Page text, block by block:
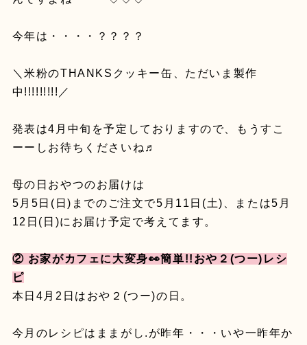
今年は・・・・？？？？
＼米粉のTHANKSクッキー缶、ただいま製作
中!!!!!!!!!／
発表は4月中旬を予定しておりますので、もうすこ
ーーしお待ちくださいね♬
母の日おやつのお届けは
5月5日(日)までのご注文で5月11日(土)、または5月
12日(日)にお届け予定で考えてます。
② お家がカフェに大変身👀簡単!!おや２(つー)レシ
ピ
本日4月2日はおや２(つー)の日。
今月のレシピはままがし.が昨年・・・いや一昨年か